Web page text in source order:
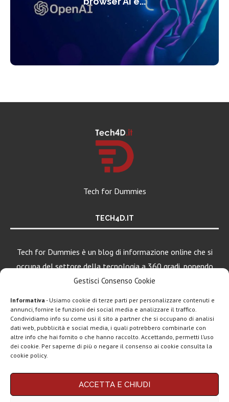
Gestisci Consenso Cookie
Informativa - Usiamo cookie di terze parti per personalizzare contenuti e
annunci, fornire le funzioni dei social media e analizzare il traffico.
Condividiamo info su come usi il sito a partner che si occupano di analisi
dati web, pubblicità e social media, i quali potrebbero combinarle con
altre info che hai fornito o che hanno raccolto. Accettando, permetti l’uso
dei cookie. Per saperne di più o negare il consenso ai cookie consulta la
cookie policy.
ACCETTA E CHIUDI
Tech for Dummies
TECH4D.IT
Tech for Dummies è un blog di informazione online che si
occupa del settore della tecnologia a 360 gradi, ponendo
una particolare attenzione al mondo Android, Apple e
Chi siamo Contatti Disclaimer Privacy policy
LEGGI ANCHE
Motorola rinnova